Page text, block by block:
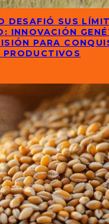
DESAFIÓ SUS
INNOVACIÓN
PARA
PRODUCTIVOS